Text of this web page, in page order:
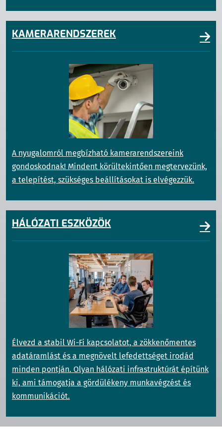
KAMERARENDSZEREK
A nyugalomról megbízható kamerarendszereink
gondoskodnak! Mindent körültekintően megtervezünk,
a telepítést, szükséges beállításokat is elvégezzük.
HÁLÓZATI ESZKÖZÖK
Élvezd a stabil Wi-Fi kapcsolatot, a zökkenőmentes
adatáramlást és a megnövelt lefedettséget irodád
minden pontján. Olyan hálózati infrastruktúrát építünk
ki, ami támogatja a gördülékeny munkavégzést és
kommunikációt.